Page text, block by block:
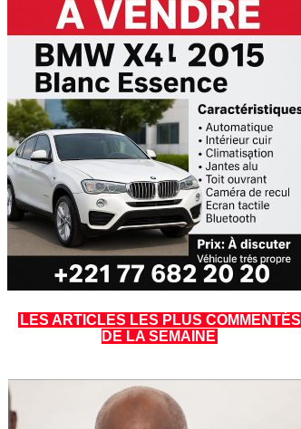
LES ARTICLES LES PLUS COMMENTÉS
DE LA SEMAINE